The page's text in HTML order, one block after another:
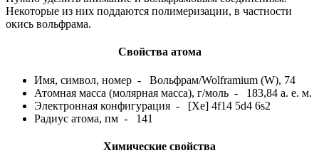
Некоторые из них поддаются полимеризации, в частности
окись вольфрама.
Свойства атома
Имя, символ, номер - Вольфрам/Wolframium (W), 74
Атомная масса (молярная масса), г/моль - 183,84 а. е. м.
Электронная конфигурация - [Xe] 4f14 5d4 6s2
Радиус атома, пм - 141
Химические свойства